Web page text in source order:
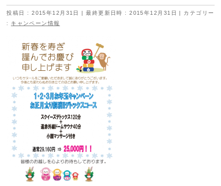
投稿日 : 2015年12月31日 最終更新日時 : 2015年12月31日
カテゴリー
: キャンペーン情報